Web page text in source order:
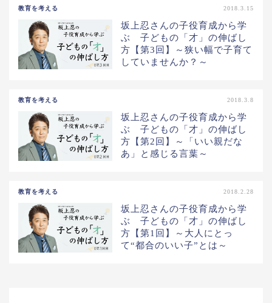
教育を考える 2018.3.15
坂上忍さんの子役育成から学
ぶ 子どもの「才」の伸ばし
方【第3回】～狭い幅で子育て
していませんか？～
教育を考える 2018.3.8
坂上忍さんの子役育成から学
ぶ 子どもの「才」の伸ばし
方【第2回】～「いい親だな
あ」と感じる言葉～
教育を考える 2018.2.28
坂上忍さんの子役育成から学
ぶ 子どもの「才」の伸ばし
方【第1回】～大人にとっ
て“都合のいい子”とは～